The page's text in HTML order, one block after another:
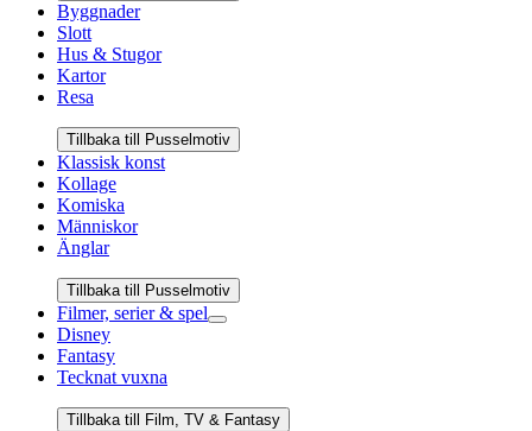
Byggnader
Slott
Hus & Stugor
Kartor
Resa
Tillbaka till Pusselmotiv
Klassisk konst
Kollage
Komiska
Människor
Änglar
Tillbaka till Pusselmotiv
Filmer, serier & spel
Disney
Fantasy
Tecknat vuxna
Tillbaka till Film, TV & Fantasy